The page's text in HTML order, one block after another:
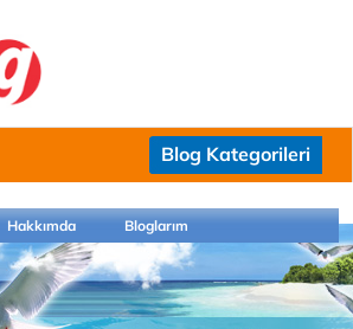
Blog Kategorileri
Hakkımda Bloglarım